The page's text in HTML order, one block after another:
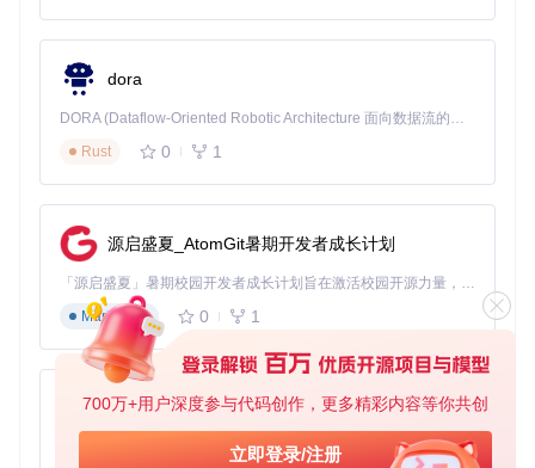
700万+用户深度参与代码创作，更多精彩内容等你共创
立即登录/注册
案例一：企业内部工具分发
某公司IT部门开发了一套服务器巡检脚本，使用Win-PS2EXE
转换为EXE后，各部门同事无需了解PowerShell，双击即可运
行，大大提高了跨部门协作效率。IT主管王工反馈："以前培训
新人使用脚本要花1小时，现在5分钟就能上手，工具普及率提
升了80%。"
案例二：客户现场部署工具
软件公司技术支持人员小李，将故障诊断脚本转换为EXE后，
客户可自行运行收集系统信息，减少了70%的远程支持需
求。"客户不需要安装任何依赖，拿到EXE文件直接运行，问题
描述更准确，解决速度也快多了。"小李这样评价道。
案例三：教学演示工具
大学计算机系张教授将教学用的PowerShell脚本转换为EXE文
件，学生无需配置开发环境即可直观体验脚本功能，教学效果
dora
DORA (Dataflow-Oriented Robotic Architecture 面向数据流的机器人架构) 是为 AI 与具身智能机器人打造的高性能开发框架，以数据流范式重构开发逻辑，原生支持分布式部署与端边云协同 —— 无需复杂适配，即可实现一体端到端具身大小脑、VLA等模型部署，无缝衔接感知、推理、控制全链路，让 AI 能力与机器人动作深度融合。 依托 Rust 内核与零拷贝通信技术，它将具身大小脑、VLA等模型推理、多模态数据融合延迟压缩至微秒级，同时兼容 ROS2 生态与国产 AI 芯片，彻底降低具身智能机器人的开发门槛，让分布式部署下的 AI 赋能创新更高效、更灵活。
Rust
0 1
源启盛夏_AtomGit暑期开发者成长计划
「源启盛夏」暑期校园开发者成长计划旨在激活校园开源力量，通过积分激励、认证扶持、资源倾斜等形式，引导高校组织和开发者完成「入驻 — 建项目 — 做贡献 — 获认证 — 得资源」的完整闭环。无论你是想带领社团入驻平台的组织者，还是希望用代码贡献证明自己的开发者，都能在这里找到属于你的成长路径。
Markdown
0 1
py-xiaozhi
基于Python的Xiaozhi AI，适用于想要完整Xiaozhi体验而无需拥有专用硬件的用户。